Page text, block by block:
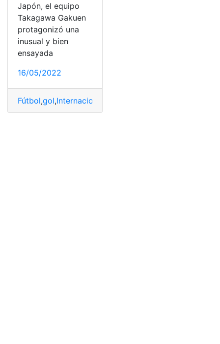
Japón, el equipo
Takagawa Gakuen
protagonizó una
inusual y bien
ensayada
16/05/2022
Fútbol,gol,Internacional